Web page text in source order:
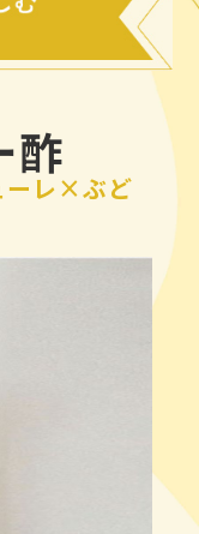
酢
ーレ×ぶど